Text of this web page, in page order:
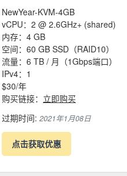
NewYear-KVM-4GB
vCPU：2 @ 2.6GHz+ (shared)
内存：4 GB
空间：60 GB SSD（RAID10）
流量：6 TB / 月（1Gbps端口）
IPv4：1
$30/年
购买链接： 立即购买
过期时间: 2021年1月08日
点击获取优惠